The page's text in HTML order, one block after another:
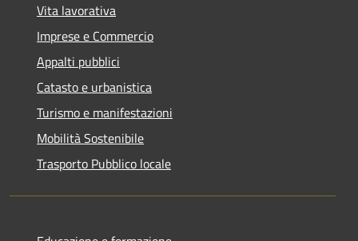
Vita lavorativa
Imprese e Commercio
Appalti pubblici
Catasto e urbanistica
Turismo e manifestazioni
Mobilità Sostenibile
Trasporto Pubblico locale